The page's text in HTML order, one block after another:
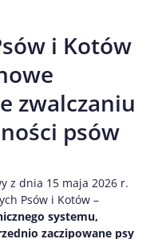
i Kotów
zwalczaniu
psów
z dnia 15 maja 2026 r.
Psów i Kotów –
systemu,
zaczipowane psy